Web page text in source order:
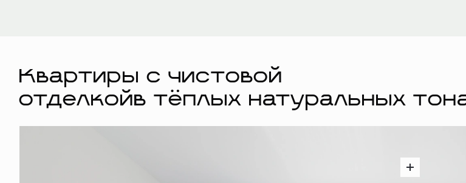
Квартиры с чистовой
отделкойв тёплых натуральных